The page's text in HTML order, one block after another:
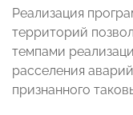
Реализация
территорий
темпами
расселения
признанного